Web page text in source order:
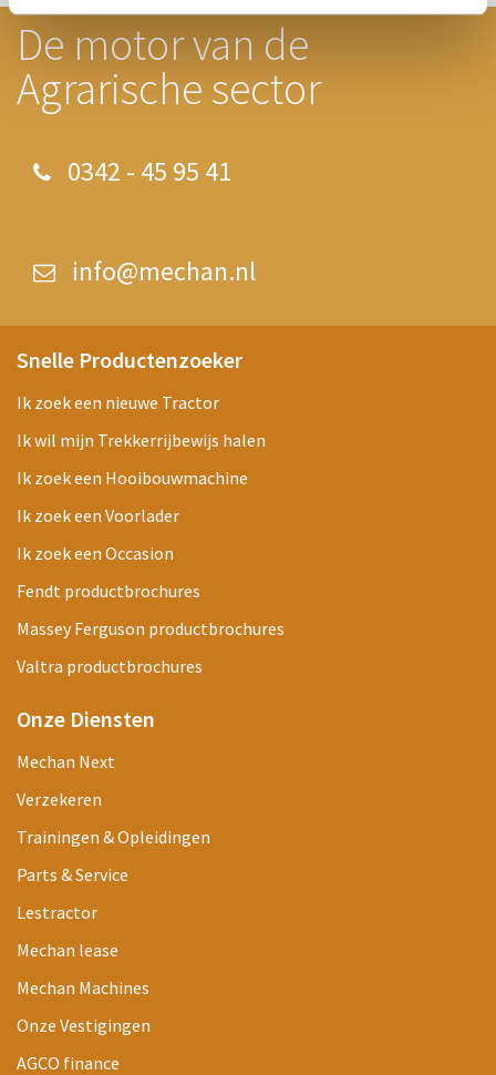
De motor van de
Agrarische sector
0342 - 45 95 41
info@mechan.nl
Snelle Productenzoeker
Ik zoek een nieuwe Tractor
Ik wil mijn Trekkerrijbewijs halen
Ik zoek een Hooibouwmachine
Ik zoek een Voorlader
Ik zoek een Occasion
Fendt productbrochures
Massey Ferguson productbrochures
Valtra productbrochures
Onze Diensten
Mechan Next
Verzekeren
Trainingen & Opleidingen
Parts & Service
Lestractor
Mechan lease
Mechan Machines
Onze Vestigingen
AGCO finance